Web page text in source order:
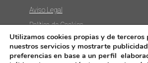
Aviso Legal
Política de Cookies
Protección de datos
Utilizamos cookies propias y de terceros
nuestros servicios y mostrarte
preferencias en base a un perfil